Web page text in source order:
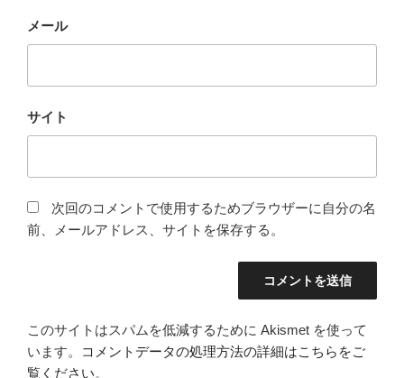
メール
サイト
次回のコメントで使用するためブラウザーに自分の名
前、メールアドレス、サイトを保存する。
このサイトはスパムを低減するために Akismet を使って
います。
コメントデータの処理方法の詳細はこちらをご
覧ください。